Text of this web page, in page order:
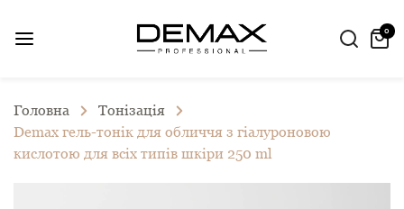
0
Головна
Тонізація
Demax гель-тонік для обличчя з гіалуроновою
кислотою для всіх типів шкіри 250 ml